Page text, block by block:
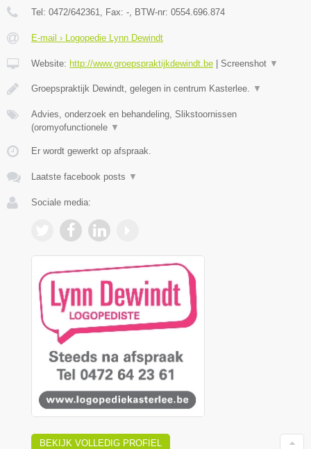
Tel: 0472/642361 , Fax: - , BTW-nr: 0554.696.874
E-mail › Logopedie Lynn Dewindt
Website: http://www.groepspraktijkdewindt.be Screenshot ▼
Groepspraktijk Dewindt, gelegen in centrum Kasterlee. ▼
Advies, onderzoek en behandeling, Slikstoornissen
(oromyofunctionele ▼
Er wordt gewerkt op afspraak.
Laatste facebook posts ▼
Sociale media:
BEKIJK VOLLEDIG PROFIEL